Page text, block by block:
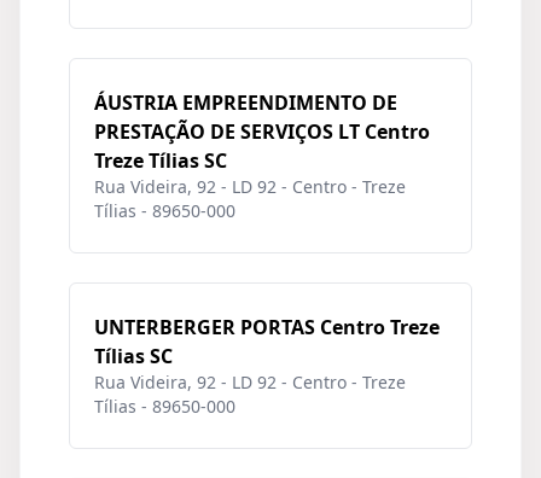
ÁUSTRIA EMPREENDIMENTO DE
PRESTAÇÃO DE SERVIÇOS LT Centro
Treze Tílias SC
Rua Videira, 92 - LD 92 - Centro - Treze
Tílias - 89650-000
UNTERBERGER PORTAS Centro Treze
Tílias SC
Rua Videira, 92 - LD 92 - Centro - Treze
Tílias - 89650-000